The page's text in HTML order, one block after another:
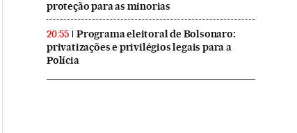
proteção para as minorias
20:55
Programa eleitoral de Bolsonaro:
privatizações e privilégios legais para a
Polícia